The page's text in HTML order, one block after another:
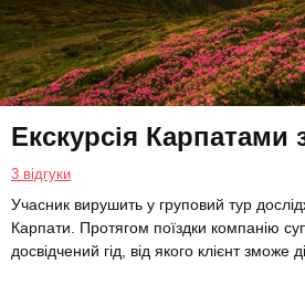
Екскурсія Карпатами
3 відгуки
Учасник вирушить у груповий тур
Карпати. Протягом поїздки компанію
досвідчений гід, від якого клієнт зможе